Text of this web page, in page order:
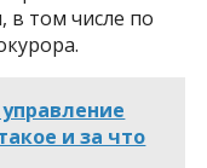
в том числе по
и за что